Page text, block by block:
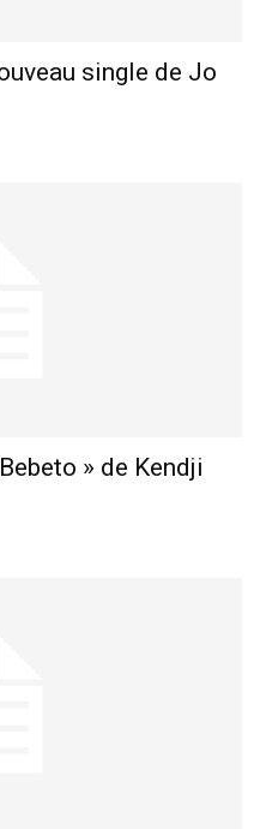
single de Jo
» de Kendji